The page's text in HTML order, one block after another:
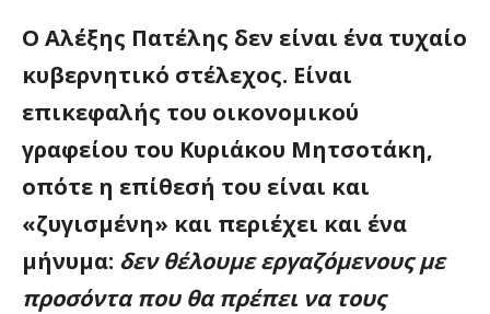
Ο Αλέξης Πατέλης δεν είναι ένα τυχαίο
κυβερνητικό στέλεχος. Είναι
επικεφαλής του οικονομικού
γραφείου του Κυριάκου Μητσοτάκη,
οπότε η επίθεσή του είναι και
«ζυγισμένη» και περιέχει και ένα
μήνυμα: δεν θέλουμε εργαζόμενους με
προσόντα που θα πρέπει να τους